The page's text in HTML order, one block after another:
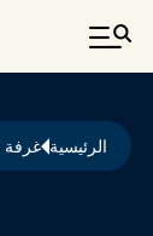
تجاوز إلى
مسار
الرئيسية غرفة